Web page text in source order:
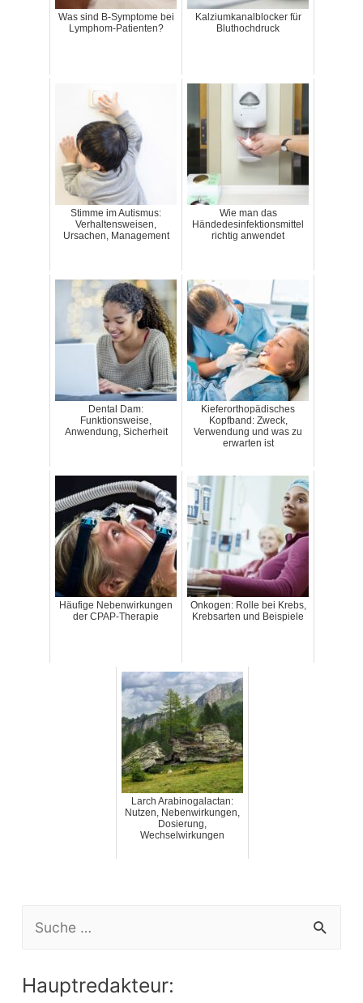
Was sind B-Symptome bei
Lymphom-Patienten?
Kalziumkanalblocker für
Bluthochdruck
Stimme im Autismus:
Verhaltensweisen,
Ursachen, Management
Wie man das
Händedesinfektionsmittel
richtig anwendet
Dental Dam:
Funktionsweise,
Anwendung, Sicherheit
Kieferorthopädisches
Kopfband: Zweck,
Verwendung und was zu
erwarten ist
Häufige Nebenwirkungen
der CPAP-Therapie
Onkogen: Rolle bei Krebs,
Krebsarten und Beispiele
Larch Arabinogalactan:
Nutzen, Nebenwirkungen,
Dosierung,
Wechselwirkungen
Hauptredakteur: